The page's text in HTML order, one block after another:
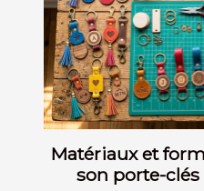
Matériaux et
son porte-